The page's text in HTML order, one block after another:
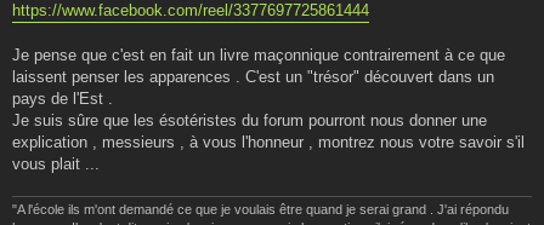
https://www.facebook.com/reel/3377697725861444
Je pense que c'est en fait un livre maçonnique contrairement à ce que
laissent penser les apparences . C'est un "trésor" découvert dans un
pays de l'Est .
Je suis sûre que les ésotéristes du forum pourront nous donner une
explication , messieurs , à vous l'honneur , montrez nous votre savoir s'il
vous plait ...
"A l'école ils m'ont demandé ce que je voulais être quand je serai grand . J'ai répondu